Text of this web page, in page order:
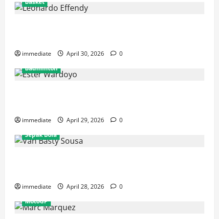
Basket
immediate April 30, 2026
0
Badminton
immediate April 29, 2026
0
Sepak Bola
immediate April 28, 2026
0
MotoGP